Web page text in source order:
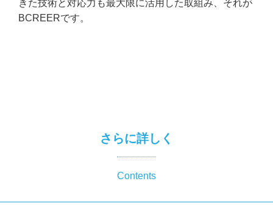
きた技術と対応力も最大限に活用した取組み、それが
BCREERです。
さらに詳しく
Contents